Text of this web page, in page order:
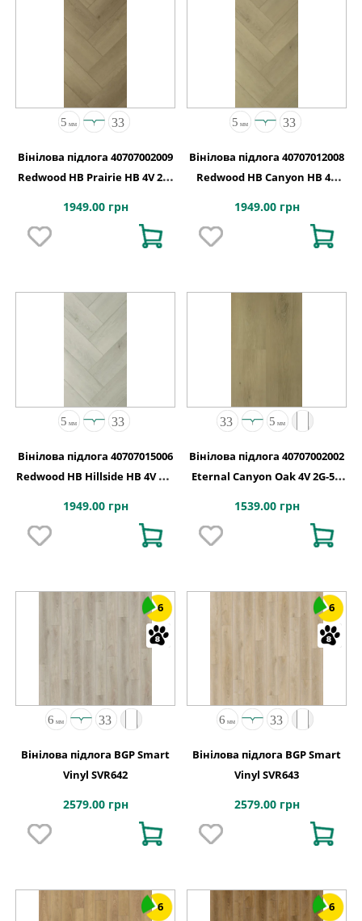
Вінілова підлога 40707002009
Redwood HB Prairie HB 4V 2G-
1949.00 грн
Вінілова підлога 40707012008
Redwood HB Canyon HB 4V
1949.00 грн
Вінілова підлога 40707015006
Redwood HB Hillside HB 4V 2G-
1949.00 грн
Вінілова підлога 40707002002
Eternal Canyon Oak 4V 2G-5G
1539.00 грн
6
Вінілова підлога BGP Smart
Vinyl SVR642
2579.00 грн
6
Вінілова підлога BGP Smart
Vinyl SVR643
2579.00 грн
6 6